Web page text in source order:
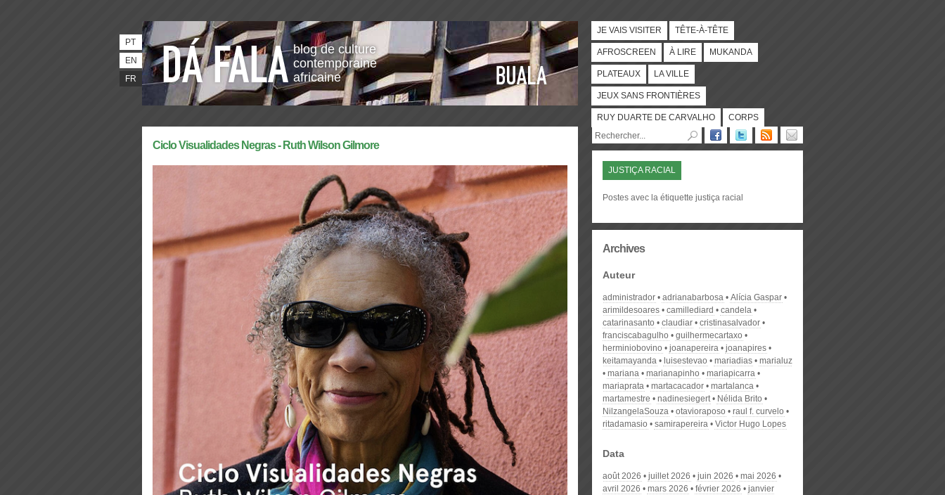
blog de culture
contemporaine
africaine
PT
EN
FR
JE VAIS VISITER TÊTE-À-TÊTE
AFROSCREEN À LIRE MUKANDA
PLATEAUX LA VILLE
JEUX SANS FRONTIÈRES
RUY DUARTE DE CARVALHO CORPS
Ciclo Visualidades Negras - Ruth Wilson Gilmore
JUSTIÇA RACIAL
Postes avec la étiquette justiça racial
Archives
Auteur
administrador adrianabarbosa
Alícia Gaspar
arimildesoares
camillediard
candela
catarinasanto
claudiar
cristinasalvador
franciscabagulho
guilhermecartaxo
herminiobovino
joanapereira
joanapires
keitamayanda
luisestevao mariadias
marialuz
mariana
marianapinho
mariapicarra
mariaprata
martacacador
martalanca
martamestre
nadinesiegert
Nélida Brito
NilzangelaSouza
otavioraposo
raul f. curvelo
ritadamasio
samirapereira Victor Hugo Lopes
Data
août 2026 juillet 2026 juin 2026
mai 2026
avril 2026
mars 2026 février 2026
janvier